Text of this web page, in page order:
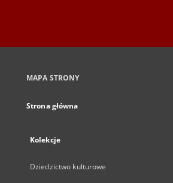
MAPA STRONY
Strona główna
Kolekcje
Dziedzictwo kulturowe